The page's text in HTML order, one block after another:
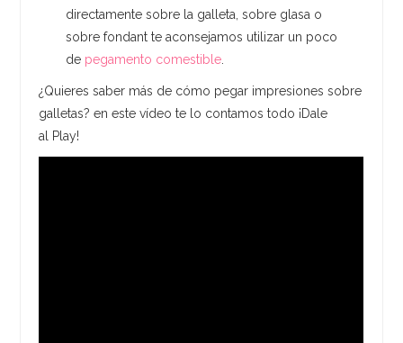
directamente sobre la galleta, sobre glasa o
sobre fondant te aconsejamos utilizar un poco
de pegamento comestible
¿Quieres saber más de cómo pegar impresiones sobre
galletas? en este vídeo te lo contamos todo ¡Dale
al Play!